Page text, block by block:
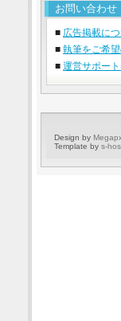
お問い合わせ
■ 広告掲載に
■ 執筆をご希
■ 運営サポー
Design by
Template by s-